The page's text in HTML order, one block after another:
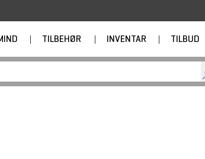
| TILBEHØR | INVENTAR | TILBUD